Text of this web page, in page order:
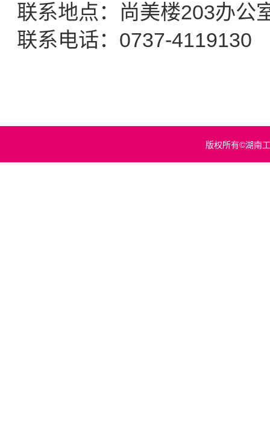
联系地点：尚美楼203办公
联系电话：0737-4119130
版权所有©湖南